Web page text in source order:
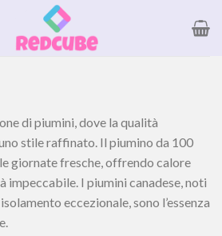
di piumini, dove la qualità
stile raffinato. Il piumino da 100
giornate fresche, offrendo calore
impeccabile. I piumini canadese, noti
eccezionale, sono l’essenza